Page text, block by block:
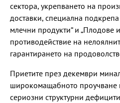
сектора, укрепването на
доставки, специална
млечни продукти“ и „Плодове
противодействие на
гарантирането на
Приетите през декември
широкомащабното проучване
сериозни структурни